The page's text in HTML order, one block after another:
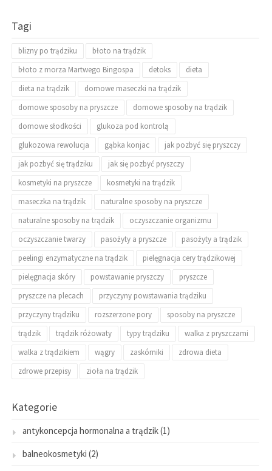
Tagi
blizny po trądziku
błoto na trądzik
błoto z morza Martwego Bingospa
detoks
dieta
dieta na trądzik
domowe maseczki na trądzik
domowe sposoby na pryszcze
domowe sposoby na trądzik
domowe słodkości
glukoza pod kontrolą
glukozowa rewolucja
gąbka konjac
jak pozbyć się pryszczy
jak pozbyć się trądziku
jak się pozbyć pryszczy
kosmetyki na pryszcze
kosmetyki na trądzik
maseczka na trądzik
naturalne sposoby na pryszcze
naturalne sposoby na trądzik
oczyszczanie organizmu
oczyszczanie twarzy
pasożyty a pryszcze
pasożyty a trądzik
peelingi enzymatyczne na trądzik
pielęgnacja cery trądzikowej
pielęgnacja skóry
powstawanie pryszczy
pryszcze
pryszcze na plecach
przyczyny powstawania trądziku
przyczyny trądziku
rozszerzone pory
sposoby na pryszcze
trądzik
trądzik różowaty typy trądziku
walka z pryszczami
walka z trądzikiem
wągry zaskórniki
zdrowa dieta
zdrowe przepisy
zioła na trądzik
Kategorie
antykoncepcja hormonalna a trądzik(1)
balneokosmetyki (2)